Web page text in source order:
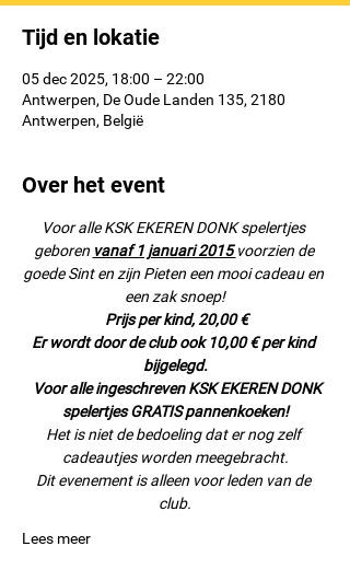
Tijd en lokatie
05 dec 2025, 18:00 – 22:00
Antwerpen, De Oude Landen 135, 2180
Antwerpen, België
Over het event
Voor alle KSK EKEREN DONK spelertjes
geboren vanaf 1 januari 2015 voorzien de
goede Sint en zijn Pieten een mooi cadeau en
een zak snoep!
Prijs per kind, 20,00 €
Er wordt door de club ook 10,00 € per kind
bijgelegd.
Voor alle ingeschreven KSK EKEREN DONK
spelertjes GRATIS pannenkoeken!
Het is niet de bedoeling dat er nog zelf
cadeautjes worden meegebracht.
Dit evenement is alleen voor leden van de
club.
Lees meer